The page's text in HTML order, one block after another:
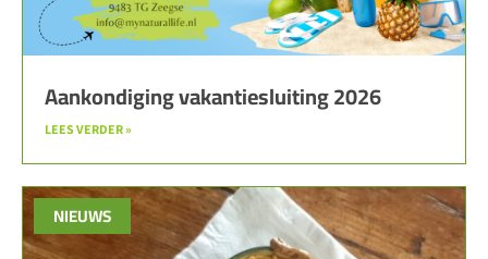
Aankondiging vakantiesluiting 2026
LEES VERDER »
NIEUWS